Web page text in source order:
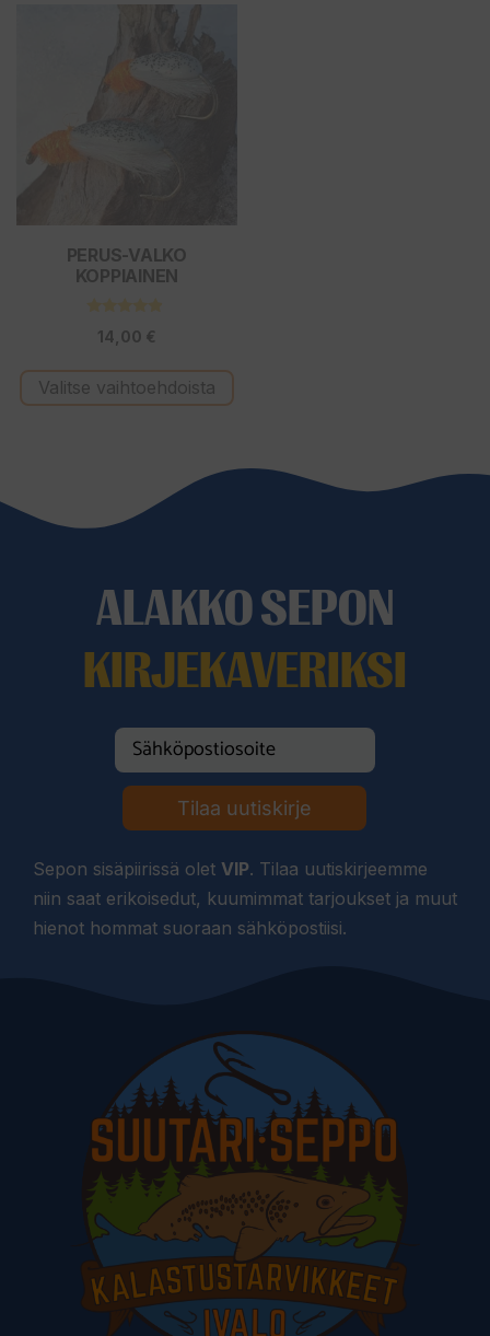
PERUS-VALKO
KOPPIAINEN
5:stä
14,00 €
Valitse vaihtoehdoista
muunnelma.
Voit
valinnat
tuotteen
ALAKKO SEPON
KIRJEKAVERIKSI
Tilaa uutiskirje
Sepon sisäpiirissä olet VIP. Tilaa uutiskirjeemme
niin saat erikoisedut, kuumimmat tarjoukset ja muut
hienot hommat suoraan sähköpostiisi.